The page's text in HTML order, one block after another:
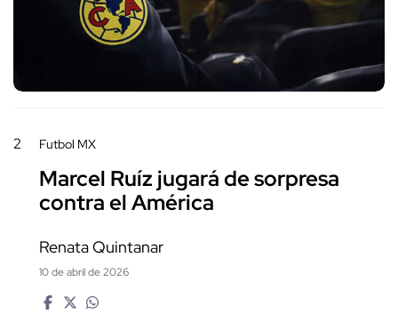
2 Futbol MX
Marcel Ruíz jugará de sorpresa
contra el América
Renata Quintanar
10 de abril de 2026